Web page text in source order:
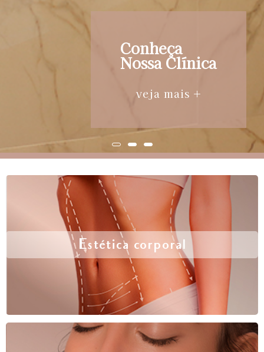
Conheça
Nossa Clínica
veja mais +
Estética corporal